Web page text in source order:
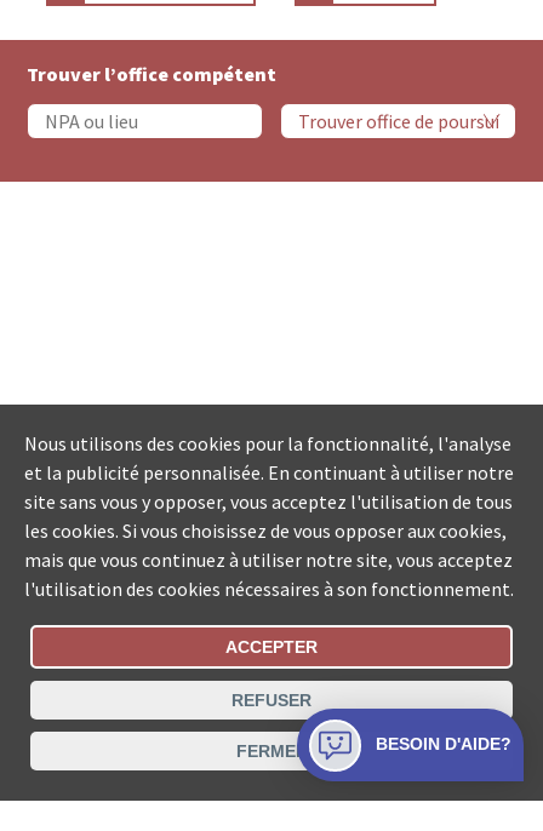
Trouver l’office compétent
Statut De La Commande
Recherche des offices de Suisse
Protection des données Mentions légales
Conditions d’utilisation Contact
Nous utilisons des cookies pour la fonctionnalité, l'analyse
et la publicité personnalisée. En continuant à utiliser notre
site sans vous y opposer, vous acceptez l'utilisation de tous
les cookies. Si vous choisissez de vous opposer aux cookies,
mais que vous continuez à utiliser notre site, vous acceptez
l'utilisation des cookies nécessaires à son fonctionnement.
ACCEPTER
REFUSER
FERMER BESOIN D'AIDE?